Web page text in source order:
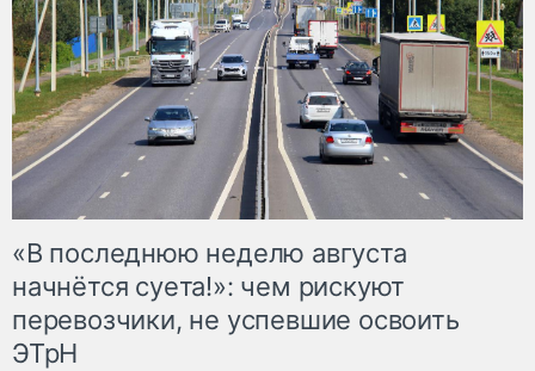
«В последнюю неделю августа
начнётся суета!»: чем рискуют
перевозчики, не успевшие освоить
ЭТрН